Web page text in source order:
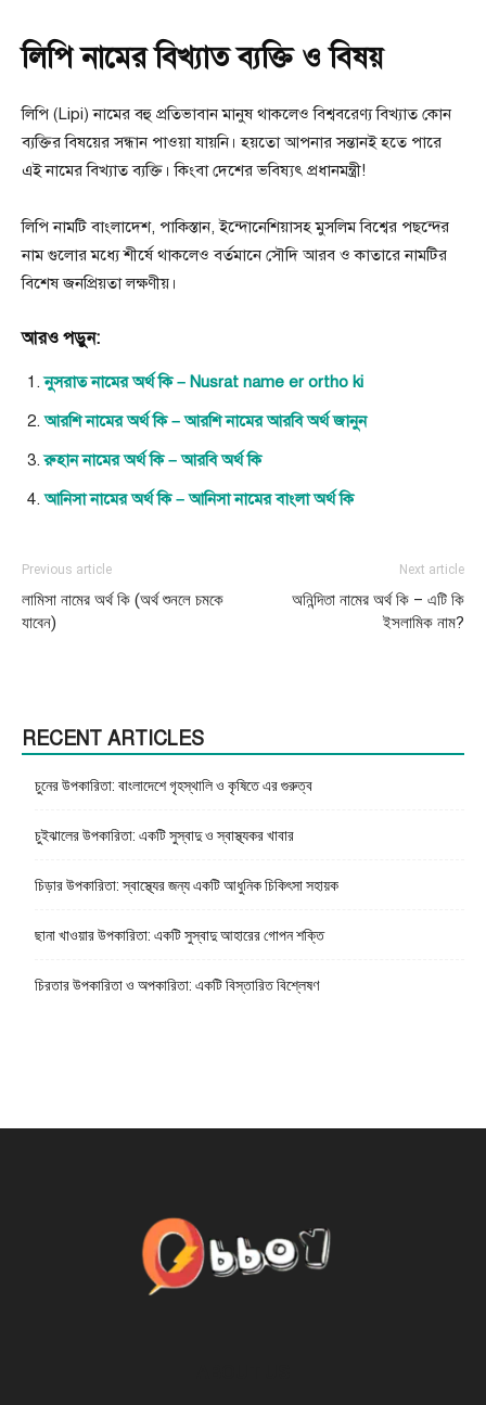
লিপি নামের বিখ্যাত ব্যক্তি ও বিষয়
লিপি (Lipi) নামের বহু প্রতিভাবান মানুষ থাকলেও বিশ্ববরেণ্য বিখ্যাত কোন
ব্যক্তির বিষয়ের সন্ধান পাওয়া যায়নি। হয়তো আপনার সন্তানই হতে পারে
এই নামের বিখ্যাত ব্যক্তি। কিংবা দেশের ভবিষ্যৎ প্রধানমন্ত্রী!
লিপি নামটি বাংলাদেশ, পাকিস্তান, ইন্দোনেশিয়াসহ মুসলিম বিশ্বের পছন্দের
নাম গুলোর মধ্যে শীর্ষে থাকলেও বর্তমানে সৌদি আরব ও কাতারে নামটির
বিশেষ জনপ্রিয়তা লক্ষণীয়।
আরও পড়ুন:
নুসরাত নামের অর্থ কি – Nusrat name er ortho ki
আরশি নামের অর্থ কি – আরশি নামের আরবি অর্থ জানুন
রুহান নামের অর্থ কি – আরবি অর্থ কি
আনিসা নামের অর্থ কি – আনিসা নামের বাংলা অর্থ কি
Previous article
লামিসা নামের অর্থ কি (অর্থ শুনলে চমকে
যাবেন)
Next article
অনিন্দিতা নামের অর্থ কি – এটি কি
ইসলামিক নাম?
RECENT ARTICLES
চুনের উপকারিতা: বাংলাদেশে গৃহস্থালি ও কৃষিতে এর গুরুত্ব
চুইঝালের উপকারিতা: একটি সুস্বাদু ও স্বাস্থ্যকর খাবার
চিড়ার উপকারিতা: স্বাস্থ্যের জন্য একটি আধুনিক চিকিৎসা সহায়ক
ছানা খাওয়ার উপকারিতা: একটি সুস্বাদু আহারের গোপন শক্তি
চিরতার উপকারিতা ও অপকারিতা: একটি বিস্তারিত বিশ্লেষণ